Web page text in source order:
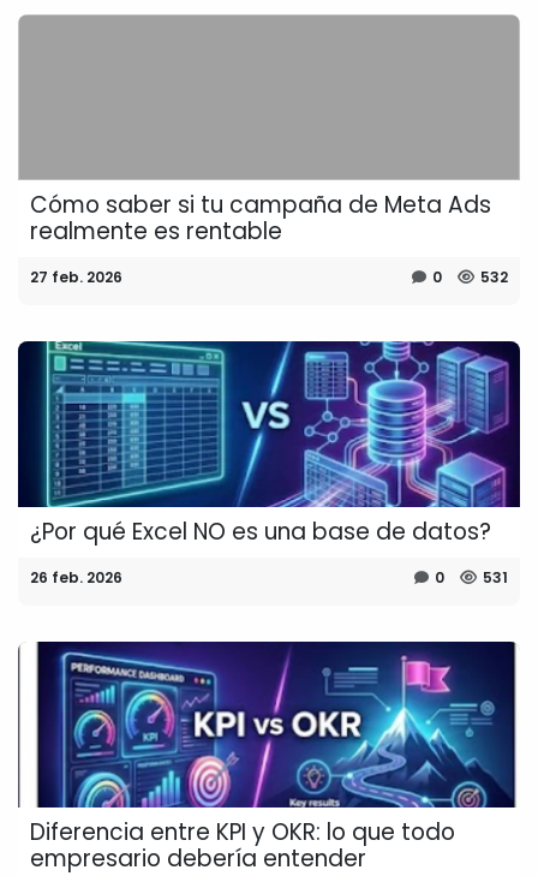
Cómo saber si tu campaña de Meta Ads
realmente es rentable
27 feb. 2026 0 532
¿Por qué Excel NO es una base de datos?
26 feb. 2026 0 531
Diferencia entre KPI y OKR: lo que todo
empresario debería entender